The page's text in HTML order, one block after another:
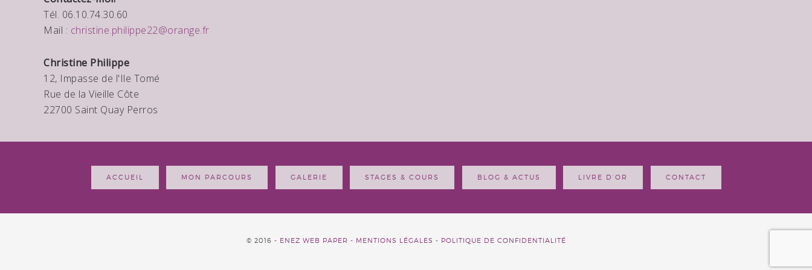
Tél. 06.10.74.30.60
Mail : christine.philippe22@orange.fr
Christine Philippe
12, Impasse de l'Ile Tomé
Rue de la Vieille Côte
22700 Saint Quay Perros
ACCUEIL MON PARCOURS GALERIE STAGES & COURS BLOG & ACTUS LIVRE D’OR CONTACT
© 2016 - ENEZ WEB PAPER - MENTIONS LÉGALES - POLITIQUE DE CONFIDENTIALITÉ